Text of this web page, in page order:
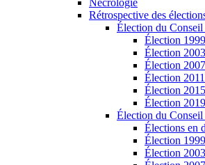
Nécrologie
Rétrospective des
Élection du
Élection 1999
Élection 2003
Élection 2007
Élection 2011
Élection 2015
Élection 2019
Élection du Conseil
Élections en
Élection 1999
Élection 2003